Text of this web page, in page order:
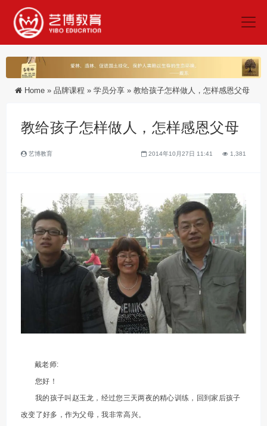
Home » 品牌课程 » 学员分享 » 教给孩子怎样做人，怎样感恩父母
教给孩子怎样做人，怎样感恩父母
艺博教育 2014年10月27日 11:41 1,381
戴老师:
您好！
我的孩子叫赵玉龙，经过您三天两夜的精心训练，回到家后孩子
改变了好多，作为父母，我非常高兴。